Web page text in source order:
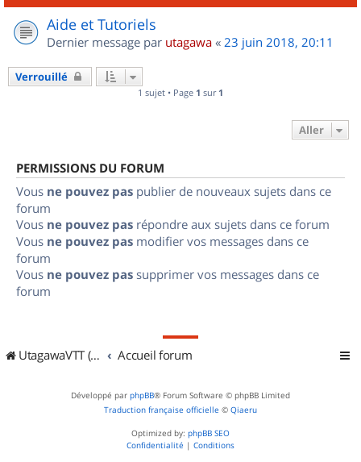
Aide et Tutoriels
Dernier message par utagawa « 23 juin 2018, 20:11
Verrouillé
1 sujet • Page 1 sur 1
Aller
PERMISSIONS DU FORUM
Vous ne pouvez pas publier de nouveaux sujets dans ce
forum
Vous ne pouvez pas répondre aux sujets dans ce forum
Vous ne pouvez pas modifier vos messages dans ce
forum
Vous ne pouvez pas supprimer vos messages dans ce
forum
UtagawaVTT (Randos VTT et VTTAE avec traces GPS) Accueil forum
Développé par phpBB® Forum Software © phpBB Limited
Traduction française officielle © Qiaeru
Optimized by: phpBB SEO
Confidentialité | Conditions